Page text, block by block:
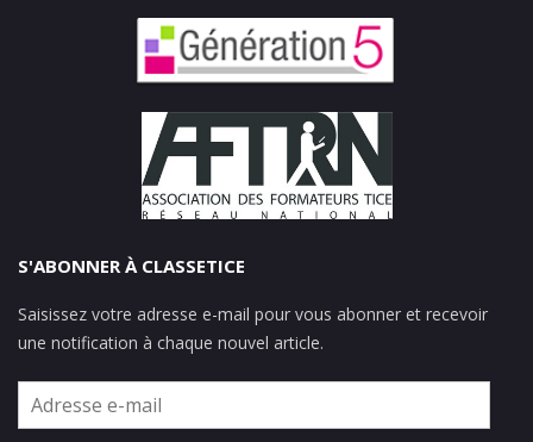
S'ABONNER À CLASSETICE
Saisissez votre adresse e-mail pour vous abonner et recevoir
une notification à chaque nouvel article.
Adresse
e-